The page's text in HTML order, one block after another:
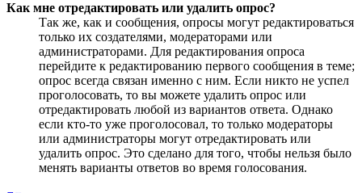
Как мне отредактировать или удалить опрос?
Так же, как и сообщения, опросы могут редактироваться
только их создателями, модераторами или
администраторами. Для редактирования опроса
перейдите к редактированию первого сообщения в теме;
опрос всегда связан именно с ним. Если никто не успел
проголосовать, то вы можете удалить опрос или
отредактировать любой из вариантов ответа. Однако
если кто-то уже проголосовал, то только модераторы
или администраторы могут отредактировать или
удалить опрос. Это сделано для того, чтобы нельзя было
менять варианты ответов во время голосования.